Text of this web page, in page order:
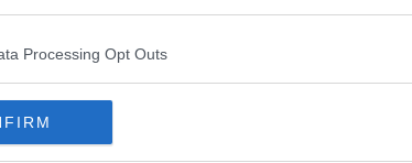
Processing Opt Outs
cisl costituzione